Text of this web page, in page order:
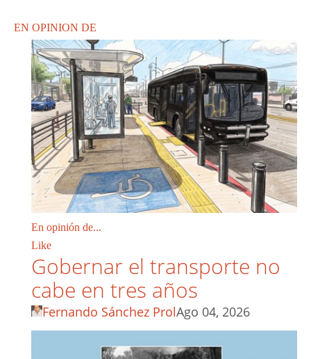
EN OPINION DE
En opinión de...
Like
Gobernar el transporte no
cabe en tres años
Fernando Sánchez ProlAgo 04, 2026